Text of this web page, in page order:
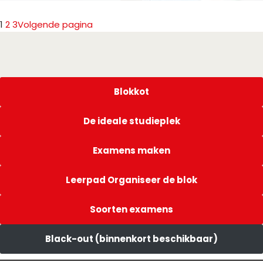
1 23Volgende pagina
Blokkot
De ideale studieplek
Examens maken
Leerpad Organiseer de blok
Soorten examens
Black-out (binnenkort beschikbaar)